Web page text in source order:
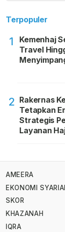
Terpopuler
1
Kemenhaj
Travel
2 Rakernas
Tetapkan
Strategis
Layanan
AMEERA
EKONOMI
SKOR
KHAZANAH
IQRA